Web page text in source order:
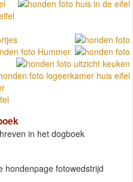
in het dogboek
hondenpage fotowedstrijd